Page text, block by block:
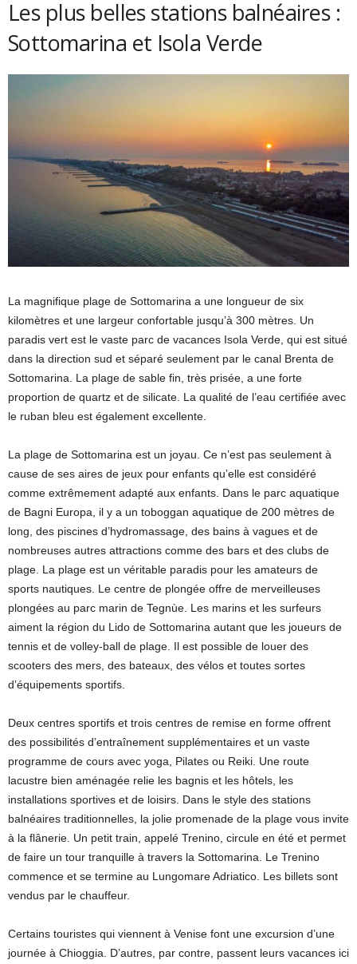
Les plus belles stations balnéaires :
Sottomarina et Isola Verde
La magnifique plage de Sottomarina a une longueur de six
kilomètres et une largeur confortable jusqu’à 300 mètres. Un
paradis vert est le vaste parc de vacances Isola Verde, qui est situé
dans la direction sud et séparé seulement par le canal Brenta de
Sottomarina. La plage de sable fin, très prisée, a une forte
proportion de quartz et de silicate. La qualité de l’eau certifiée avec
le ruban bleu est également excellente.
La plage de Sottomarina est un joyau. Ce n’est pas seulement à
cause de ses aires de jeux pour enfants qu’elle est considéré
comme extrêmement adapté aux enfants. Dans le parc aquatique
de Bagni Europa, il y a un toboggan aquatique de 200 mètres de
long, des piscines d’hydromassage, des bains à vagues et de
nombreuses autres attractions comme des bars et des clubs de
plage. La plage est un véritable paradis pour les amateurs de
sports nautiques. Le centre de plongée offre de merveilleuses
plongées au parc marin de Tegnùe. Les marins et les surfeurs
aiment la région du Lido de Sottomarina autant que les joueurs de
tennis et de volley-ball de plage. Il est possible de louer des
scooters des mers, des bateaux, des vélos et toutes sortes
d’équipements sportifs.
Deux centres sportifs et trois centres de remise en forme offrent
des possibilités d’entraînement supplémentaires et un vaste
programme de cours avec yoga, Pilates ou Reiki. Une route
lacustre bien aménagée relie les bagnis et les hôtels, les
installations sportives et de loisirs. Dans le style des stations
balnéaires traditionnelles, la jolie promenade de la plage vous invite
à la flânerie. Un petit train, appelé Trenino, circule en été et permet
de faire un tour tranquille à travers la Sottomarina. Le Trenino
commence et se termine au Lungomare Adriatico. Les billets sont
vendus par le chauffeur.
Certains touristes qui viennent à Venise font une excursion d’une
journée à Chioggia. D’autres, par contre, passent leurs vacances ici